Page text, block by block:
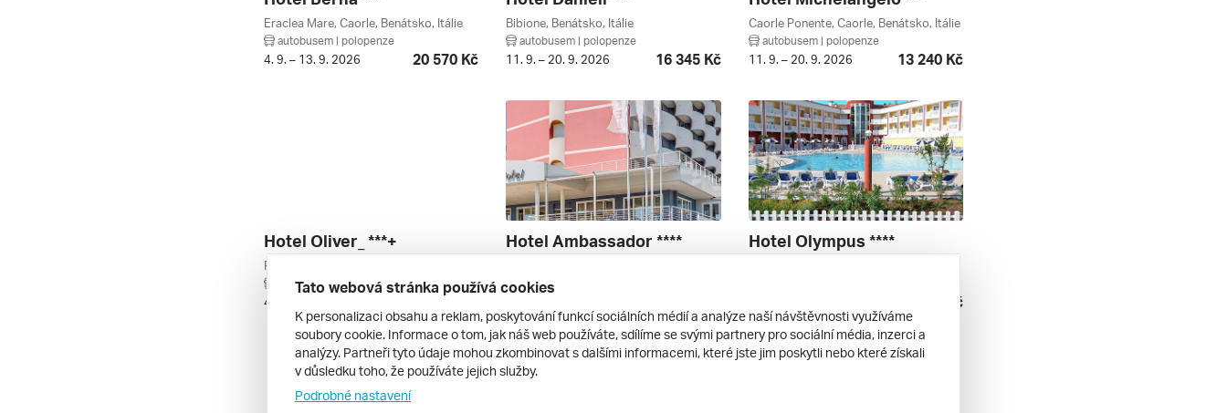
Eraclea Mare, Caorle, Benátsko, Itálie
autobusem | polopenze
4. 9. – 13. 9. 2026 20 570 Kč
Bibione, Benátsko, Itálie
autobusem | polopenze
11. 9. – 20. 9. 2026 16 345 Kč
Caorle Ponente, Caorle, Benátsko, Itálie
autobusem | polopenze
11. 9. – 20. 9. 2026 13 240 Kč
Hotel Oliver_ ***+
autobusem | polopenze
4. 9. – 13. 9. 2026 22 380 Kč
Hotel Ambassador ****
autobusem | polopenze
Hotel Olympus ****
21 270 Kč
Tato webová stránka používá cookies
K personalizaci obsahu a reklam, poskytování funkcí sociálních médií a analýze naší návštěvnosti využíváme
soubory cookie. Informace o tom, jak náš web používáte, sdílíme se svými partnery pro sociální média, inzerci a
analýzy. Partneři tyto údaje mohou zkombinovat s dalšími informacemi, které jste jim poskytli nebo které získali
v důsledku toho, že používáte jejich služby.
Podrobné nastavení